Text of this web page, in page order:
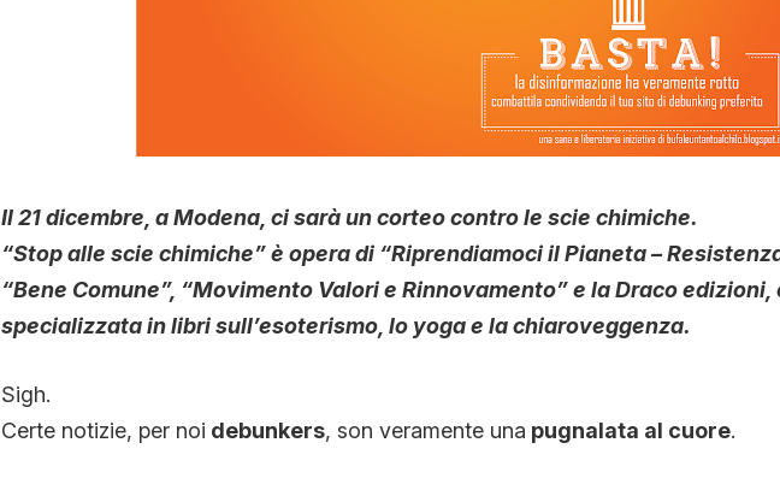
Il 21 dicembre, a Modena, ci sarà un corteo contro le scie chimiche.
“Stop alle scie chimiche” è opera di “Riprendiamoci il Pianeta –
“Bene Comune”, “Movimento Valori e Rinnovamento” e la Draco
specializzata in libri sull’esoterismo, lo yoga e la chiaroveggenza.
Sigh.
Certe notizie, per noi debunkers, son veramente una pugnalata al cuore.